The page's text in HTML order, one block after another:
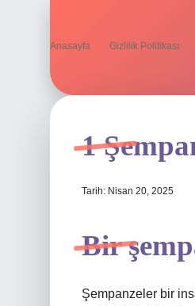
Anasayfa Gizlilik Politikası
1
Tarih: Nisan 20, 2025
Bir
Şempanzeler bir